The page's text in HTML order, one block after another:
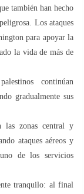
también han hecho
Los ataques
para apoyar la
la vida de más de
continúan
gradualmente sus
las zonas central y
ataques aéreos y
de los servicios
tranquilo: al final